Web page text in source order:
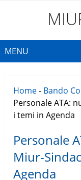
MENU
Home- Bando
Personale ATA:
i temi in Agenda
Personale
Miur-
Agenda